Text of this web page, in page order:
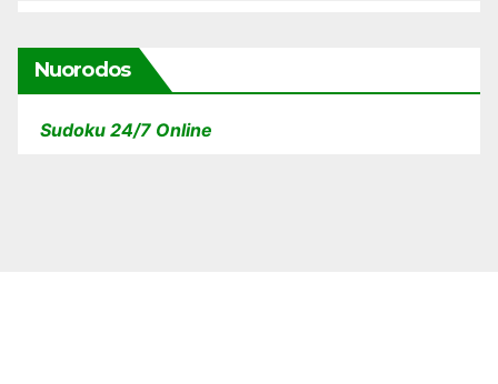
Nuorodos
Sudoku 24/7 Online